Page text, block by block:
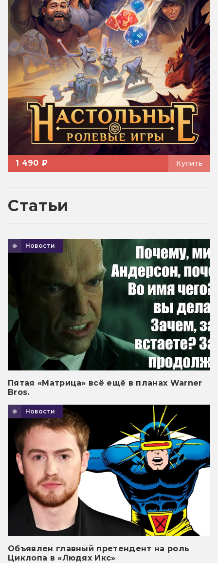
1 490 ₽ Купить
Статьи
Новости
Пятая «Матрица» всё ещё в планах Warner
Bros.
Новости
Объявлен главный претендент на роль
Циклопа в «Людях Икс»